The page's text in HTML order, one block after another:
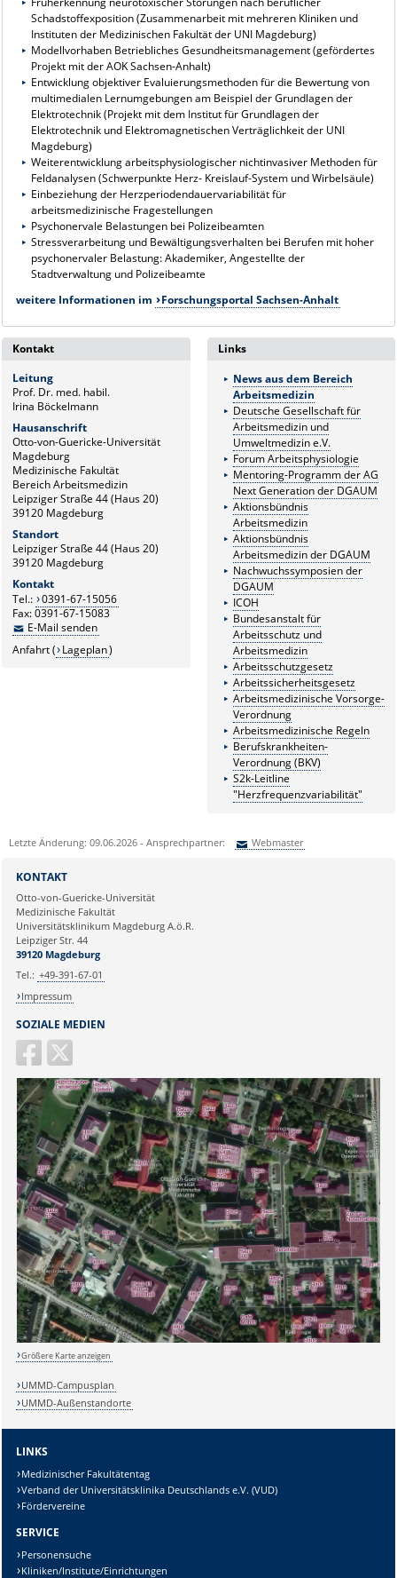
Schadstoffexposition (Zusammenarbeit mit mehreren Kliniken und
Instituten der Medizinischen Fakultät der UNI Magdeburg)
Modellvorhaben Betriebliches Gesundheitsmanagement (gefördertes
Projekt mit der AOK Sachsen-Anhalt)
Entwicklung objektiver Evaluierungsmethoden für die Bewertung von
multimedialen Lernumgebungen am Beispiel der Grundlagen der
Elektrotechnik (Projekt mit dem Institut für Grundlagen der
Elektrotechnik und Elektromagnetischen Verträglichkeit der UNI
Magdeburg)
Weiterentwicklung arbeitsphysiologischer nichtinvasiver Methoden für
Feldanalysen (Schwerpunkte Herz- Kreislauf-System und Wirbelsäule)
Einbeziehung der Herzperiodendauervariabilität für
arbeitsmedizinische Fragestellungen
Psychonervale Belastungen bei Polizeibeamten
Stressverarbeitung und Bewältigungsverhalten bei Berufen mit hoher
psychonervaler Belastung: Akademiker, Angestellte der
Stadtverwaltung und Polizeibeamte
weitere Informationen im
Forschungsportal Sachsen-Anhalt
Kontakt
Leitung
Prof. Dr. med. habil.
Irina Böckelmann
Hausanschrift
Otto-von-Guericke-Universität
Magdeburg
Medizinische Fakultät
Bereich Arbeitsmedizin
Leipziger Straße 44 (Haus 20)
39120 Magdeburg
Standort
Leipziger Straße 44 (Haus 20)
39120 Magdeburg
Kontakt
Tel.: 0391-67-15056
Fax: 0391-67-15083
E-Mail senden
Anfahrt ( Lageplan)
Links
News aus dem Bereich
Arbeitsmedizin
Deutsche Gesellschaft für
Arbeitsmedizin und
Umweltmedizin e.V.
Forum Arbeitsphysiologie
Mentoring-Programm der AG
Next Generation der DGAUM
Aktionsbündnis
Arbeitsmedizin
Aktionsbündnis
Arbeitsmedizin der DGAUM
Nachwuchssymposien der
DGAUM
ICOH
Bundesanstalt für
Arbeitsschutz und
Arbeitsmedizin
Arbeitsschutzgesetz
Arbeitssicherheitsgesetz
Arbeitsmedizinische Vorsorge-
Verordnung
Arbeitsmedizinische Regeln
Berufskrankheiten-
Verordnung (BKV)
S2k-Leitline
"Herzfrequenzvariabilität"
Letzte Änderung: 09.06.2026 - Ansprechpartner: Webmaster
Ihre E-Mailadresse:
Ihr Anliegen:
SOZIALE MEDIEN
KONTAKT
Otto-von-Guericke-Universität
Medizinische Fakultät
Universitätsklinikum Magdeburg A.ö.R.
Leipziger Str. 44
39120 Magdeburg
Tel.: +49-391-67-01
Impressum
Größere Karte anzeigen
UMMD-Campusplan
UMMD-Außenstandorte
LINKS
Medizinischer Fakultätentag
Verband der Universitätsklinika Deutschlands e.V. (VUD)
Fördervereine
SERVICE
Personensuche
Kliniken/Institute/Einrichtungen